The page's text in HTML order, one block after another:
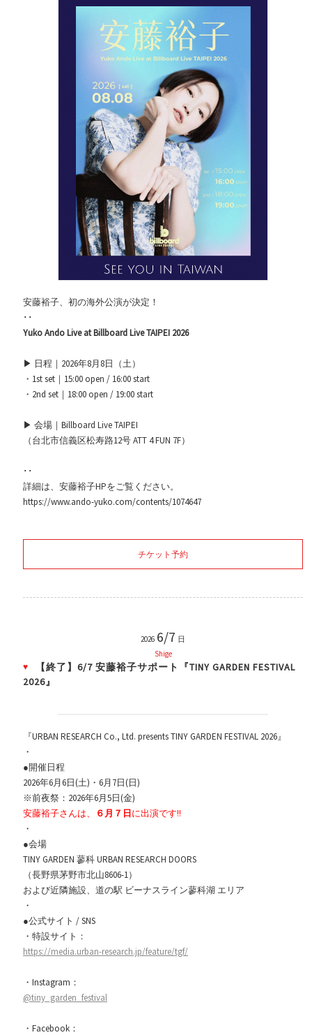
安藤裕子、初の海外公演が決定！
･･
Yuko Ando Live at Billboard Live TAIPEI 2026
▶ 日程｜2026年8月8日（土）
・1st set｜15:00 open / 16:00 start
・2nd set｜18:00 open / 19:00 start
▶ 会場｜Billboard Live TAIPEI
（台北市信義区松寿路12号 ATT 4 FUN 7F）
･･
詳細は、安藤裕子HPをご覧ください。
https://www.ando-yuko.com/contents/1074647
チケット予約
2026 6/7 日
Shige
【終了】6/7 安藤裕子サポート『TINY GARDEN FESTIVAL
2026』
『URBAN RESEARCH Co., Ltd. presents TINY GARDEN FESTIVAL 2026』
・
●開催日程
2026年6月6日(土)・6月7日(日)
※前夜祭：2026年6月5日(金)
安藤裕子さんは、
６月７日に出演です!!
・
●会場
TINY GARDEN 蓼科 URBAN RESEARCH DOORS
（長野県茅野市北山8606-1）
および近隣施設、道の駅 ビーナスライン蓼科湖 エリア
・
●公式サイト / SNS
・特設サイト：
https://media.urban-research.jp/feature/tgf/
・Instagram：
@tiny_garden_festival
・Facebook：